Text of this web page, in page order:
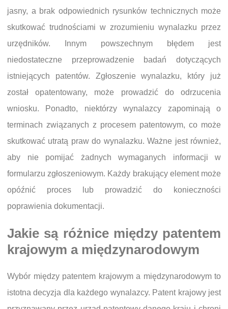
jasny, a brak odpowiednich rysunków technicznych może
skutkować trudnościami w zrozumieniu wynalazku przez
urzędników. Innym powszechnym błędem jest
niedostateczne przeprowadzenie badań dotyczących
istniejących patentów. Zgłoszenie wynalazku, który już
został opatentowany, może prowadzić do odrzucenia
wniosku. Ponadto, niektórzy wynalazcy zapominają o
terminach związanych z procesem patentowym, co może
skutkować utratą praw do wynalazku. Ważne jest również,
aby nie pomijać żadnych wymaganych informacji w
formularzu zgłoszeniowym. Każdy brakujący element może
opóźnić proces lub prowadzić do konieczności
poprawienia dokumentacji.
Jakie są różnice między patentem
krajowym a międzynarodowym
Wybór między patentem krajowym a międzynarodowym to
istotna decyzja dla każdego wynalazcy. Patent krajowy jest